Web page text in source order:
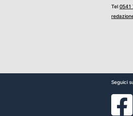
Tel 0541
Seguici